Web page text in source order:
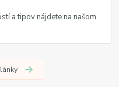
a tipov nájdete na našom